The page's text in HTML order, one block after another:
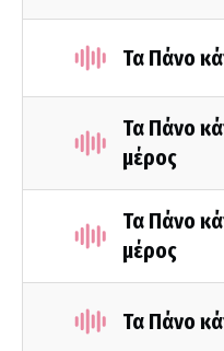
Τα Πάνο
Τα Πάνο
μέρος
Τα Πάνο
μέρος
Τα Πάνο